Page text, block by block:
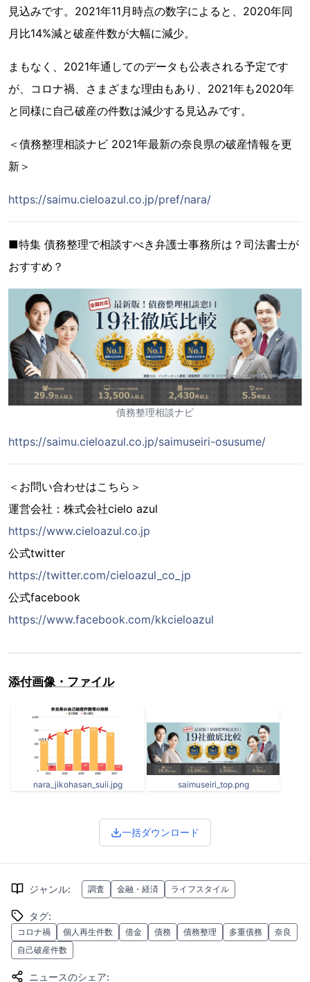
見込みです。2021年11月時点の数字によると、2020年同
月比14%減と破産件数が大幅に減少。
まもなく、2021年通してのデータも公表される予定です
が、コロナ禍、さまざまな理由もあり、2021年も2020年
と同様に自己破産の件数は減少する見込みです。
＜債務整理相談ナビ 2021年最新の奈良県の破産情報を更
新＞
https://saimu.cieloazul.co.jp/pref/nara/
■特集 債務整理で相談すべき弁護士事務所は？司法書士が
おすすめ？
債務整理相談ナビ
https://saimu.cieloazul.co.jp/saimuseiri-osusume/
＜お問い合わせはこちら＞
運営会社：株式会社cielo azul
https://www.cieloazul.co.jp
公式twitter
https://twitter.com/cieloazul_co_jp
公式facebook
https://www.facebook.com/kkcieloazul
添付画像・ファイル
nara_jikohasan_suii.jpg saimuseiri_top.png
一括ダウンロード
ジャンル: 調査 金融・経済 ライフスタイル
タグ:
コロナ禍 個人再生件数 借金 債務 債務整理 多重債務
奈良
自己破産件数
ニュースのシェア: